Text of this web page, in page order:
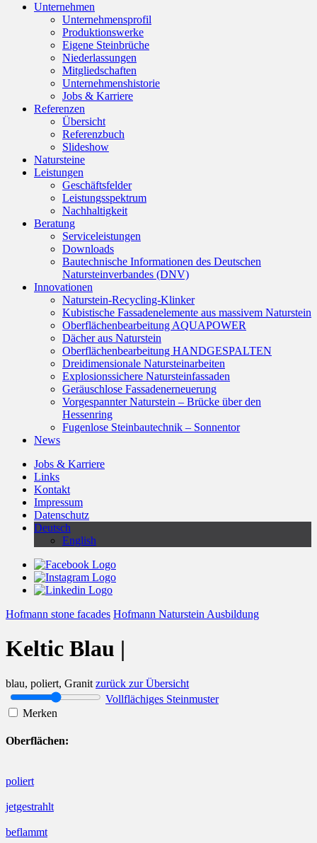
Unternehmen
Unternehmensprofil
Produktionswerke
Eigene Steinbrüche
Niederlassungen
Mitgliedschaften
Unternehmenshistorie
Jobs & Karriere
Referenzen
Übersicht
Referenzbuch
Slideshow
Natursteine
Leistungen
Geschäftsfelder
Leistungsspektrum
Nachhaltigkeit
Beratung
Serviceleistungen
Downloads
Bautechnische Informationen des Deutschen
Natursteinverbandes (DNV)
Innovationen
Naturstein-Recycling-Klinker
Kubistische Fassadenelemente aus massivem Naturstein
Oberflächenbearbeitung AQUAPOWER
Dächer aus Naturstein
Oberflächenbearbeitung HANDGESPALTEN
Dreidimensionale Natursteinarbeiten
Explosionssichere Natursteinfassaden
Geräuschlose Fassadenerneuerung
Vorgespannter Naturstein – Brücke über den
Hessenring
Fugenlose Steinbautechnik – Sonnentor
News
Jobs & Karriere
Links
Kontakt
Impressum
Datenschutz
Deutsch
English
Hofmann stone facades Hofmann Naturstein Ausbildung
Keltic Blau |
blau, poliert, Granit zurück zur Übersicht
Vollflächiges Steinmuster
Merken
Oberflächen:
poliert
jetgestrahlt
beflammt